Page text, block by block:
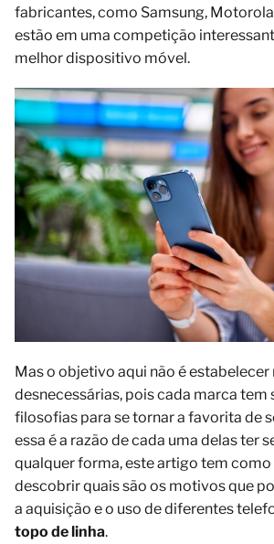
fabricantes, como Samsung,
estão em uma competição
melhor dispositivo móvel.
Mas o objetivo aqui não é
desnecessárias, pois cada marca tem
filosofias para se tornar a favorita de
essa é a razão de cada uma delas ter
qualquer forma, este artigo tem
descobrir quais são os motivos que
a aquisição e o uso de diferentes
topo de linha.